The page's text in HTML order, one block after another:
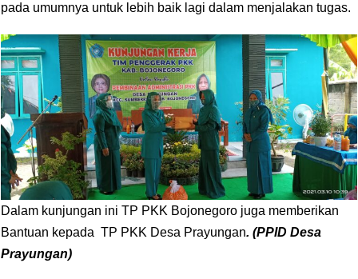
pada umumnya untuk lebih baik lagi dalam menjalakan tugas.
Dalam kunjungan ini TP PKK Bojonegoro juga memberikan
Bantuan kepada TP PKK Desa Prayungan. (PPID Desa
Prayungan)